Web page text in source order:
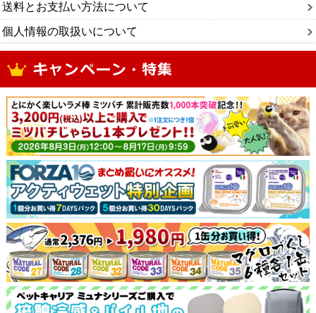
送料とお支払い方法について
個人情報の取扱いについて